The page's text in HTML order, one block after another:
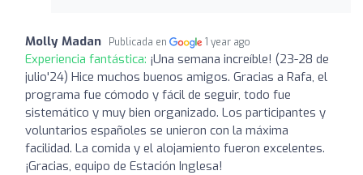
Molly Madan Publicada en 1 year ago
Experiencia fantástica: ¡Una semana increíble! (23-28 de
julio'24) Hice muchos buenos amigos. Gracias a Rafa, el
programa fue cómodo y fácil de seguir, todo fue
sistemático y muy bien organizado. Los participantes y
voluntarios españoles se unieron con la máxima
facilidad. La comida y el alojamiento fueron excelentes.
¡Gracias, equipo de Estación Inglesa!